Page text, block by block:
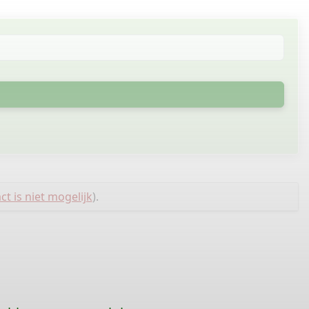
is niet mogelijk).